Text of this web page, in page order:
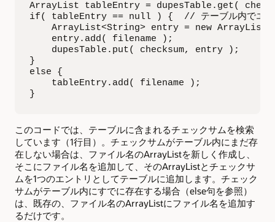
ArrayList tableEntry = dupesTable.get(
if( tableEntry == null ) {  // テーブル内でエント
ArrayList<String> entry = new
    entry.add( filename );
    dupesTable.put( checksum, entry );
}
else {
    tableEntry.add( filename );
}
このコードでは、テーブルに含まれるチェックサムを検索
しています（1行目）。チェックサムがテーブル内にまだ存
在しない場合は、ファイル名のArrayListを新しく作成し、
そこにファイル名を追加して、そのArrayListとチェックサ
ムを1つのエントリとしてテーブルに追加します。チェック
サムがテーブル内にすでに存在する場合（else句を参照）
は、既存の、ファイル名のArrayListにファイル名を追加す
るだけです。